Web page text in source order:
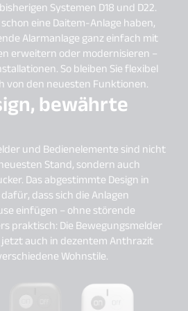
Systemen D18 und D22.
eine Daitem-Anlage haben,
Alarmanlage ganz einfach mit
erweitern oder modernisieren –
So bleiben Sie flexibel
den neuesten Funktionen.
bewährte
und Bedienelemente sind nicht
Stand, sondern auch
Das abgestimmte Design in
dass sich die Anlagen
einfügen – ohne störende
praktisch: Die Bewegungsmelder
auch in dezentem Anthrazit
Wohnstile.